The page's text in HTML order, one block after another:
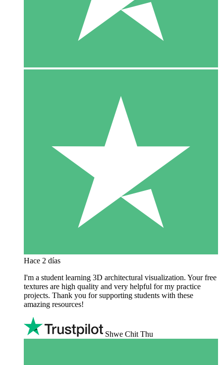
Hace 2 días
I'm a student learning 3D architectural visualization. Your free
textures are high quality and very helpful for my practice
projects. Thank you for supporting students with these
amazing resources!
Shwe Chit Thu